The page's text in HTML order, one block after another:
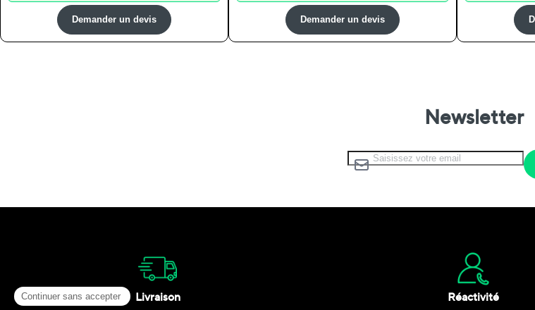
Demander un devis Demander un devis
Newsletter
Inscription à notre lettre
Livraison Réactivité